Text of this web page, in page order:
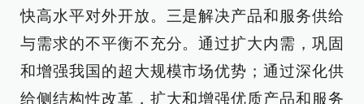
快高水平对外开放。三是解决产品和服务供给
与需求的不平衡不充分。通过扩大内需，巩固
和增强我国的超大规模市场优势；通过深化供
给侧结构性改革，扩大和增强优质产品和服务